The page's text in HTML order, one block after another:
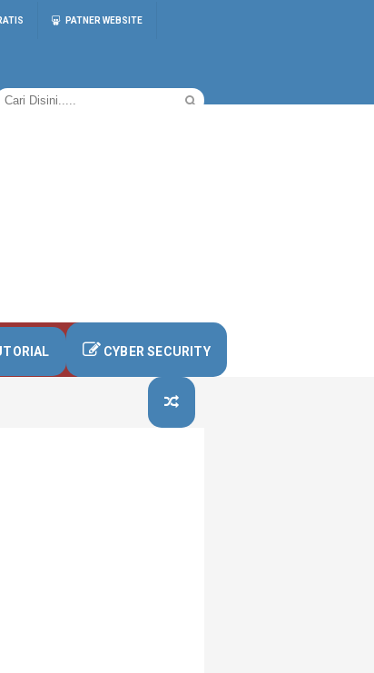
PATNER WEBSITE
CYBER SECURITY